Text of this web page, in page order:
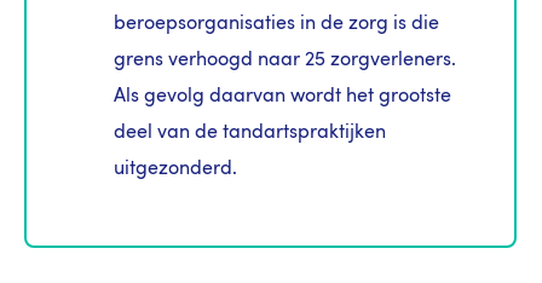
beroepsorganisaties in de zorg is die
grens verhoogd naar 25 zorgverleners.
Als gevolg daarvan wordt het grootste
deel van de tandartspraktijken
uitgezonderd.